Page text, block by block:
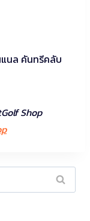
นล คันทรีคลับ
Shop